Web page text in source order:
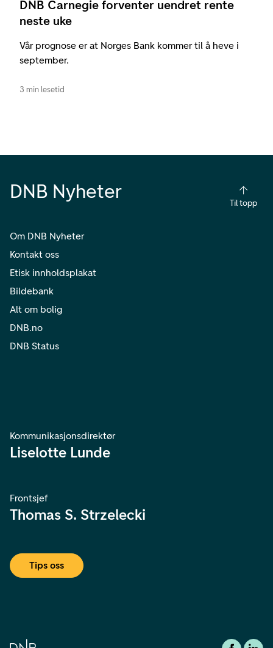
DNB Carnegie forventer uendret rente
neste uke
Vår prognose er at Norges Bank kommer til å heve i
september.
3 min lesetid
DNB Nyheter
Til topp
Om DNB Nyheter
Kontakt oss
Etisk innholdsplakat
Bildebank
Alt om bolig
DNB.no
DNB Status
Kommunikasjonsdirektør
Liselotte Lunde
Frontsjef
Thomas S. Strzelecki
Tips oss